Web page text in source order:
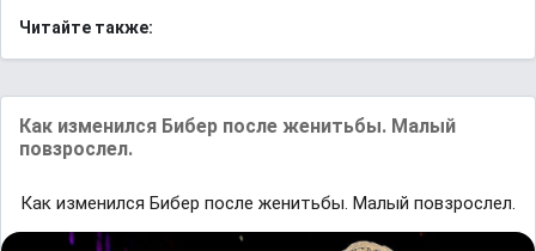
Читайте также:
Как изменился Бибер после женитьбы. Малый
повзрослел.
Как изменился Бибер после женитьбы. Малый повзрослел.